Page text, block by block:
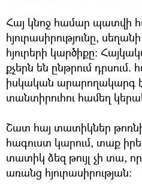
Հայ կնոջ համար պատվի
հյուրասիրությունը,
հյուրերի կարծիքը:
քչերն են ընթրում
իսկական արարողակարգ է
տանտիրուհու համեղ
Շատ հայ տատիկներ
հագուստ կարում, տաք
տատիկ ձեզ թույլ չի տա,
առանց հյուրասիրության: